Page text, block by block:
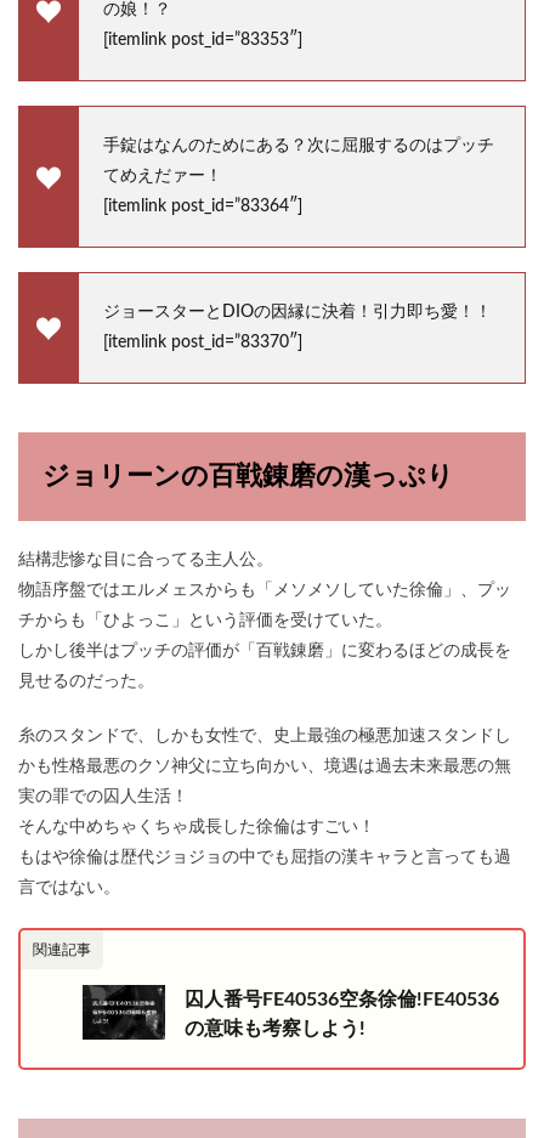
の娘！？
[itemlink post_id=”83353″]
手錠はなんのためにある？次に屈服するのはプッチ
てめえだァー！
[itemlink post_id=”83364″]
ジョースターとDIOの因縁に決着！引力即ち愛！！
[itemlink post_id=”83370″]
ジョリーンの百戦錬磨の漢っぷり
結構悲惨な目に合ってる主人公。
物語序盤ではエルメェスからも「メソメソしていた徐倫」、プッ
チからも「ひよっこ」という評価を受けていた。
しかし後半はプッチの評価が「百戦錬磨」に変わるほどの成長を
見せるのだった。
糸のスタンドで、しかも女性で、史上最強の極悪加速スタンドし
かも性格最悪のクソ神父に立ち向かい、境遇は過去未来最悪の無
実の罪での囚人生活！
そんな中めちゃくちゃ成長した徐倫はすごい！
もはや徐倫は歴代ジョジョの中でも屈指の漢キャラと言っても過
言ではない。
関連記事
囚人番号FE40536空条徐倫!FE40536
の意味も考察しよう!